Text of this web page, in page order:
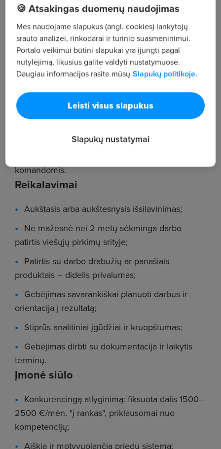
Darbo aprašymas
Viešųjų pirkimų konkursų paieška ir analizė;
Pasiūlymų rengimas bei prekių, atitinkančių
konkurso reikalavimus, parinkimas;
Dokumentacijos ruošimas ir teikimas per CVP
IS sistemą;
Pirkimų rezultatų analizė ir jų pristatymas
komandomis.
Reikalavimai
Aukštasis arba aukštesnysis išsilavinimas;
Ne mažesnė nei 2 metų sėkminga darbo
patirtis viešųjų pirkimų srityje;
Patirtis su darbo drabužių ar panašiais
produktais – didelis privalumas;
Gebėjimas savarankiškai planuoti darbus ir
orientacija į rezultatą;
Stiprūs analitiniai įgūdžiai ir kruopštumas;
Gebėjimas dirbti su dokumentacija ir laikytis
terminų.
Įmonė siūlo
Konkurencingą atlyginimą: fiksuota dalis 1500–
2500 €/mėn. "į rankas", priklausomai nuo
kompetencijų;
Aiškią ir motyvuojančią priedų sistemą:
🍪 Atsakingas duomenų naudojimas
Mes naudojame slapukus (angl. cookies) lankytojų
srauto analizei, rinkodarai ir turinio suasmeninimui.
Portalo veikimui būtini slapukai yra įjungti pagal
nutylėjimą, likusius galite valdyti nustatymuose.
Daugiau informacijos rasite mūsų Slapukų politikoje.
Leisti visus slapukus
Slapukų nustatymai